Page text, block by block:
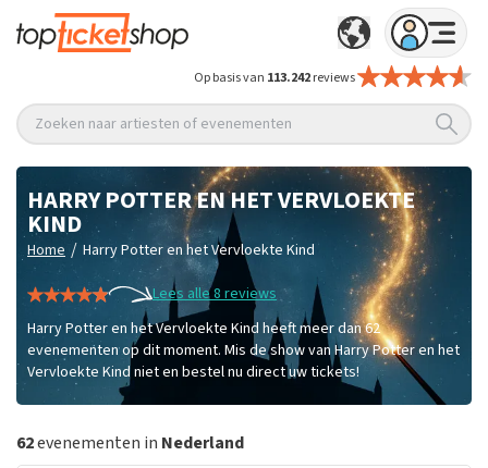
Op basis van 113.242reviews
Zoeken naar artiesten of evenementen
HARRY POTTER EN HET VERVLOEKTE
KIND
Home / Harry Potter en het Vervloekte Kind
Lees alle 8 reviews
Harry Potter en het Vervloekte Kind heeft meer dan 62
evenementen op dit moment. Mis de show van Harry Potter en het
Vervloekte Kind niet en bestel nu direct uw tickets!
62evenementen in Nederland